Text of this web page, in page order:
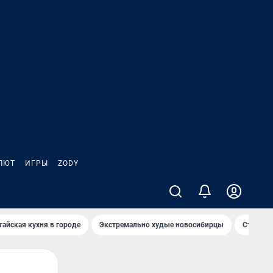
ИГРЫ ZODY
кухня в городе Экстремально худые новосибирцы Старт